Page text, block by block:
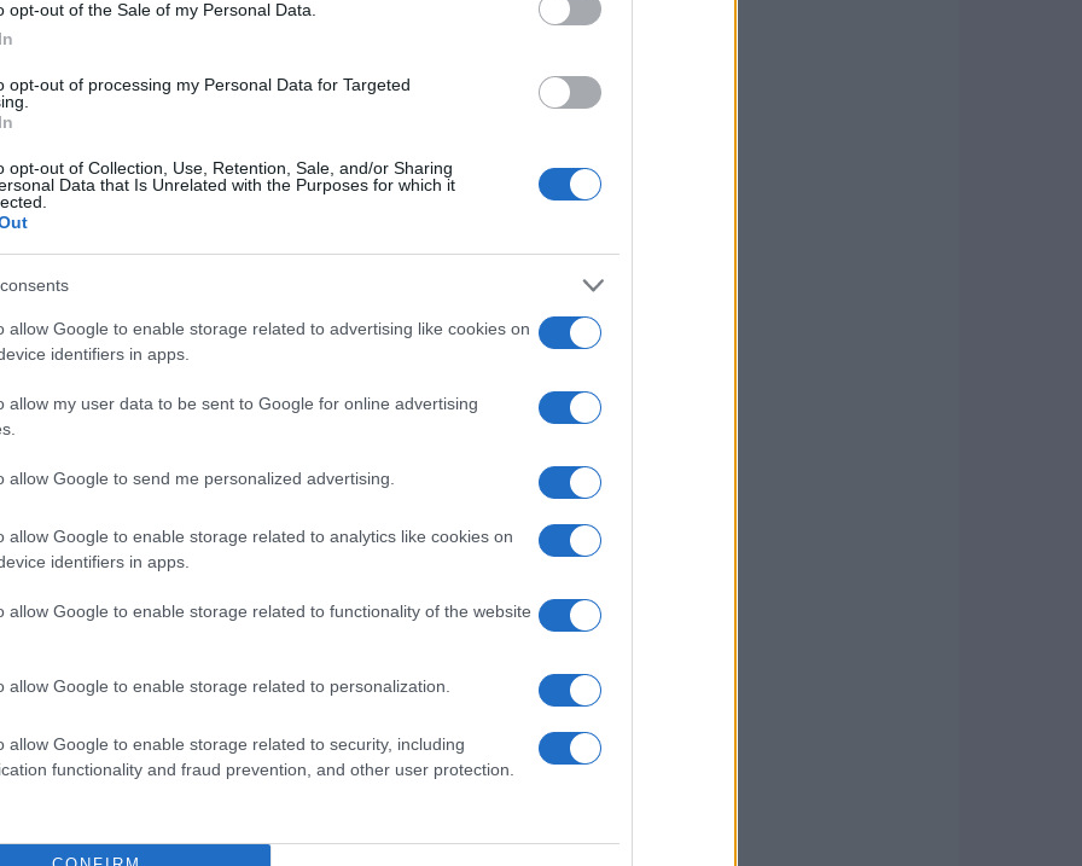
opt-out of the Sale of my Personal Data.
opt-out of processing my Personal Data for Targeted
opt-out of Collection, Use, Retention, Sale, and/or Sharing
Data that Is Unrelated with the Purposes for which it
allow Google to enable storage related to advertising like cookies on
identifiers in apps.
allow my user data to be sent to Google for online advertising
allow Google to send me personalized advertising.
allow Google to enable storage related to analytics like cookies on
identifiers in apps.
allow Google to enable storage related to functionality of the website
allow Google to enable storage related to personalization.
allow Google to enable storage related to security, including
functionality and fraud prevention, and other user protection.
5
, molti fan si sono trovati completamente
tensione era palpabile, quando un suono
che suona. Questo è quanto accaduto a
“Sorcerer”. Il suono dell’allarme ha
di visione complessivamente
nella narrazione diStranger Things. Gli
dell’iPhone in momenti chiave,
e l’orrore sovrannaturale. Mentre il
Hamilton, utilizza un allarme simile nella
affrontano un’esperienza che provoca
accostamento di elementi quotidiani a
l’esperienza più tangibile e
ha creato un senso di comunità e
gli stessi toni di allerta condividono le loro
vivace su come un semplice suono possa
espressa nei confronti di questo
tra i fan, dimostrando come anche i dettagli